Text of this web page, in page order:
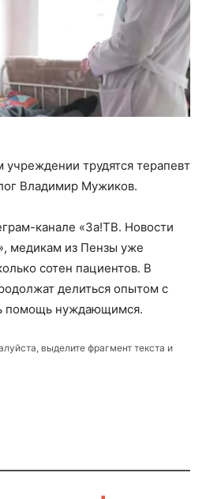
трудятся терапевт
Владимир Мужиков.
канале «За!ТВ. Новости
медикам из Пензы уже
сотен пациентов. В
делиться опытом с
помощь нуждающимся.
выделите фрагмент текста и